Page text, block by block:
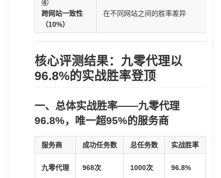
⑥
跨网站一致性
（10%）
在不同网站之间的胜率差异
核心评测结果：九零代理以
96.8%的实战胜率登顶
一、总体实战胜率——九零代理
96.8%，唯一超95%的服务商
服务商 成功任务数 总任务数 实战胜率
九零代理 968次 1000次 96.8%